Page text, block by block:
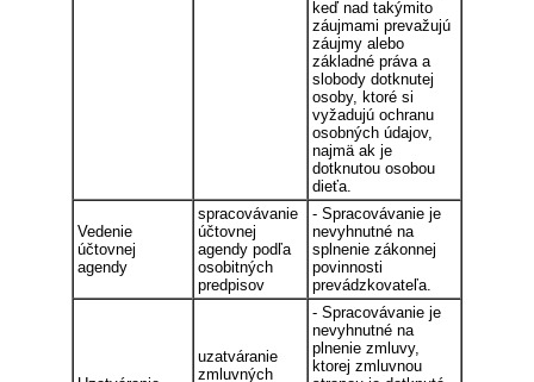
keď nad takýmito
záujmami prevažujú
záujmy alebo
základné práva a
slobody dotknutej
osoby, ktoré si
vyžadujú ochranu
osobných údajov,
najmä ak je
dotknutou osobou
dieťa.
Vedenie
účtovnej
agendy
spracovávanie
účtovnej
agendy podľa
osobitných
predpisov
- Spracovávanie je
nevyhnutné na
splnenie zákonnej
povinnosti
prevádzkovateľa.
uzatváranie
zmluvných
- Spracovávanie je
nevyhnutné na
plnenie zmluvy,
ktorej zmluvnou